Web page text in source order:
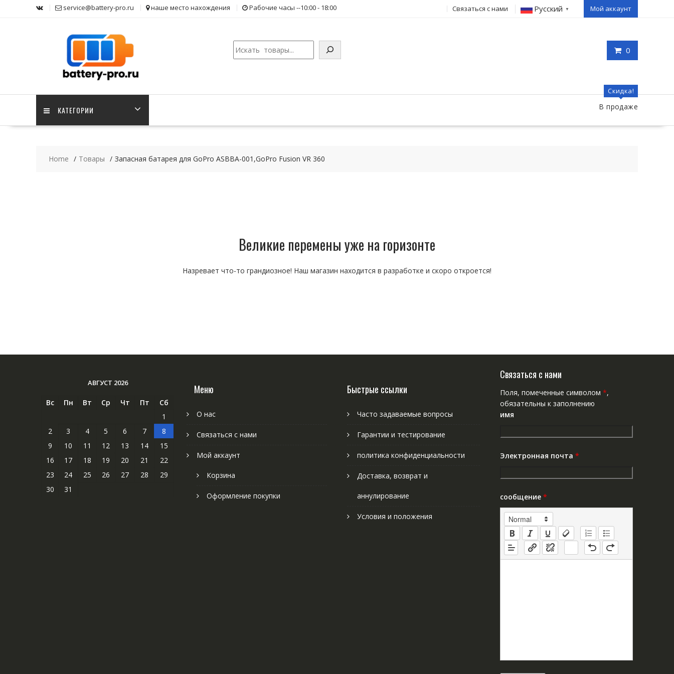
service@battery-pro.ru наше место нахождения Рабочие часы --10:00 - 18:00 Связаться с нами Русский ▼ Мой аккаунт
0
Поиск
КАТЕГОРИИ
Скидка!
В продаже
Home Товары Запасная батарея для GoPro ASBBA-001,GoPro Fusion VR 360
Великие перемены уже на горизонте
Назревает что-то грандиозное! Наш магазин находится в разработке и скоро откроется!
АВГУСТ 2026
Вс Пн Вт Ср Чт Пт
Сб
1
2
3 4 5 6 7
8
9
10 11 12 13 14
15
16
17 18 19 20 21
22
23
24 25 26 27 28
29
30
31
Меню
О нас
Связаться с нами
Мой аккаунт
Корзина
Оформление покупки
Быстрые ссылки
Часто задаваемые вопросы
Гарантии и тестирование
политика конфиденциальности
Доставка, возврат и
аннулирование
Условия и положения
Связаться с нами
Поля, помеченные символом *,
обязательны к заполнению
имя
Электронная почта *
сообщение *